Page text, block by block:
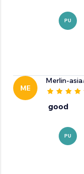
PU
ME
Merlin-asia
good
PU